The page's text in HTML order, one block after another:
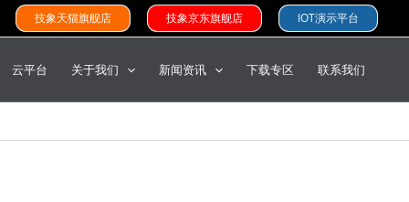
技象天猫旗舰店 技象京东旗舰店 IOT演示平台
云平台 关于我们 新闻资讯 下载专区 联系我们